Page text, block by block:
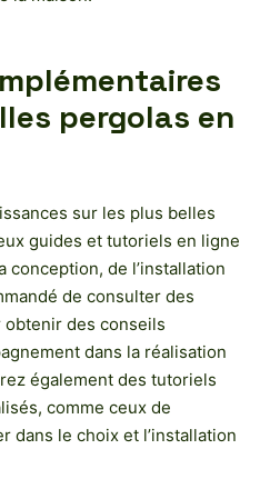
pergolas en
sur les plus belles
guides et tutoriels en ligne
conception, de l’installation
de consulter des
des conseils
dans la réalisation
également des tutoriels
comme ceux de
dans le choix et l’installation